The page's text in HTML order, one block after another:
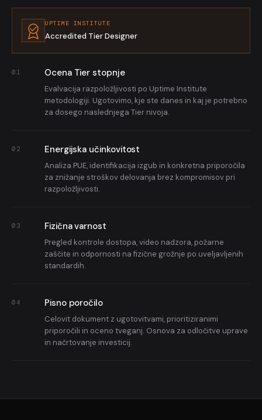
popolno upravljanje strežniške infrastrukture brez fizične
prisotnosti v DC prostoru.
IP video nadzor z analitiko, snemanjem in oddaljenimi pregledi.
Integracija z dostopnim sistemom za popolno sledljivost.
UPTIME INSTITUTE
Accredited Tier Designer
01 Ocena Tier stopnje
Evalvacija razpoložljivosti po Uptime Institute
metodologiji. Ugotovimo, kje ste danes in kaj je potrebno
za dosego naslednjega Tier nivoja.
02 Energijska učinkovitost
Analiza PUE, identifikacija izgub in konkretna priporočila
za znižanje stroškov delovanja brez kompromisov pri
razpoložljivosti.
03 Fizična varnost
Pregled kontrole dostopa, video nadzora, požarne
zaščite in odpornosti na fizične grožnje po uveljavljenih
standardih.
04 Pisno poročilo
Celovit dokument z ugotovitvami, prioritiziranimi
priporočili in oceno tveganj. Osnova za odločitve uprave
in načrtovanje investicij.